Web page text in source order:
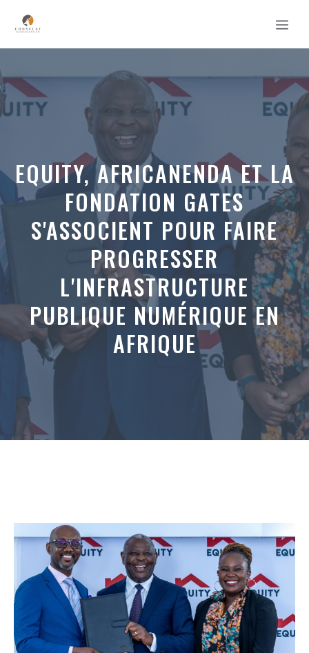
contenu
EQUITY, AFRICANENDA ET LA
FONDATION GATES
S'ASSOCIENT POUR FAIRE
PROGRESSER
L'INFRASTRUCTURE
PUBLIQUE NUMÉRIQUE EN
AFRIQUE